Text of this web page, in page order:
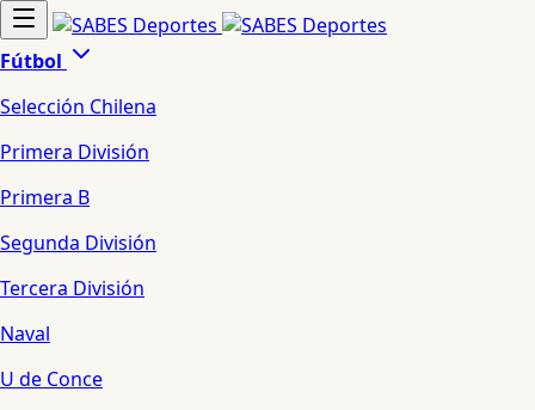
Fútbol
Selección Chilena
Primera División
Primera B
Segunda División
Tercera División
Naval
U de Conce